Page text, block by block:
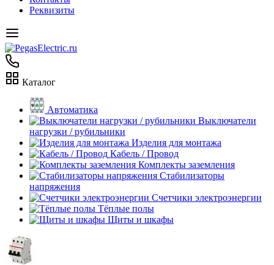
Реквизиты
Каталог
Автоматика
Выключатели
нагрузки / рубильники
Изделия для монтажа
Кабель / Провод
Комплекты заземления
Стабилизаторы
напряжения
Счетчики электроэнергии
Тёплые полы
Щиты и шкафы